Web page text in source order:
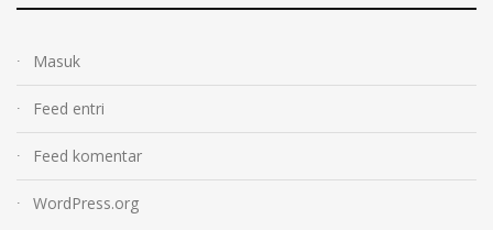
Masuk
Feed entri
Feed komentar
WordPress.org